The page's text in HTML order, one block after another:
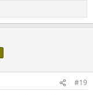
#19